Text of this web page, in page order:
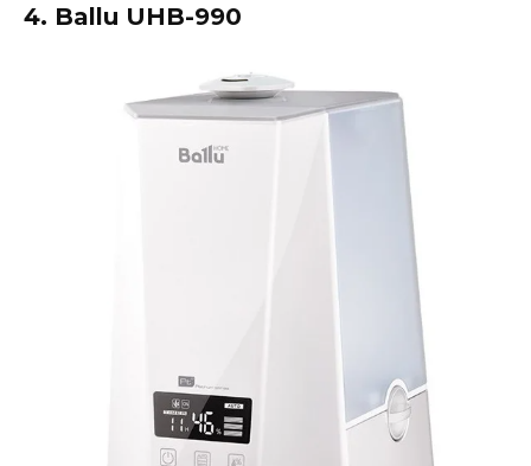
4. Ballu UHB-990